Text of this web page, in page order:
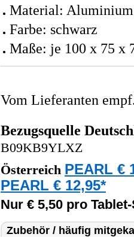
Material:
Farbe: schwarz
Maße: je 100 x 75 x
Vom Lieferanten
Bezugsquelle
B09KB9YLXZ
Österreich PEARL €
PEARL € 12,95*
Nur € 5,50 pro
Zubehör / häufig